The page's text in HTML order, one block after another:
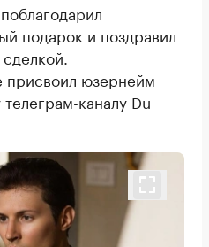
подарок и поздравил
присвоил юзернейм
каналу Du